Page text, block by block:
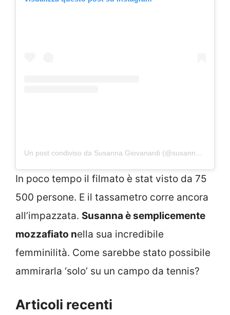
Un post condiviso da Susanna Giovanardi (@susannagiovanardi)
In poco tempo il filmato è stat visto da 75
500 persone. E il tassametro corre ancora
all’impazzata. Susanna è semplicemente
mozzafiato nella sua incredibile
femminilità. Come sarebbe stato possibile
ammirarla ‘solo’ su un campo da tennis?
Articoli recenti